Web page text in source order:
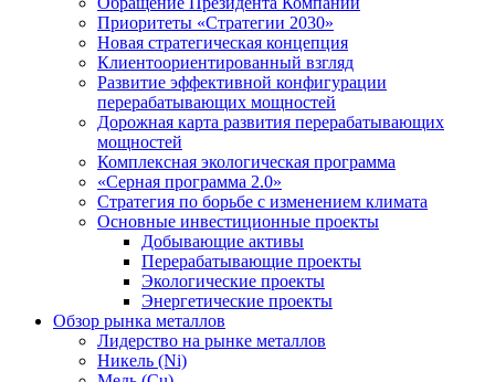
Приоритеты «Стратегии 2030»
Новая стратегическая концепция
Клиентоориентированный взгляд
Развитие эффективной конфигурации
перерабатывающих мощностей
Дорожная карта развития перерабатывающих
мощностей
Комплексная экологическая программа
«Серная программа 2.0»
Стратегия по борьбе с изменением климата
Основные инвестиционные проекты
Добывающие активы
Перерабатывающие проекты
Экологические проекты
Энергетические проекты
Обзор рынка металлов
Лидерство на рынке металлов
Никель (Ni)